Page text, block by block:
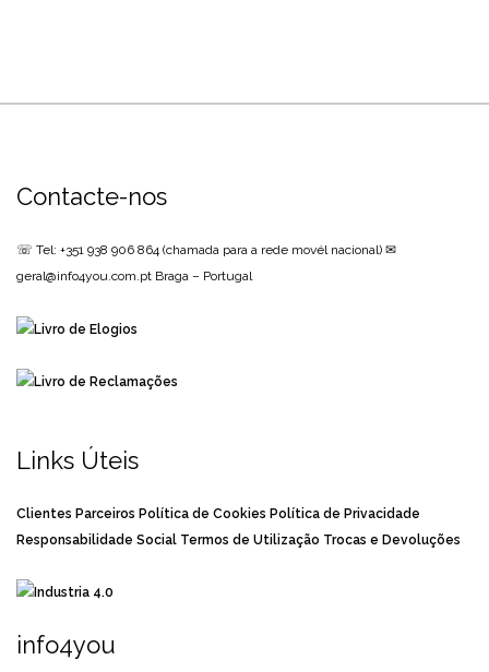
Contacte-nos
☏ Tel: +351 938 906 864 (chamada para a rede movél nacional) ✉
geral@info4you.com.pt Braga – Portugal
Links Úteis
Clientes Parceiros Política de Cookies Política de Privacidade
Responsabilidade Social Termos de Utilização Trocas e Devoluções
info4you